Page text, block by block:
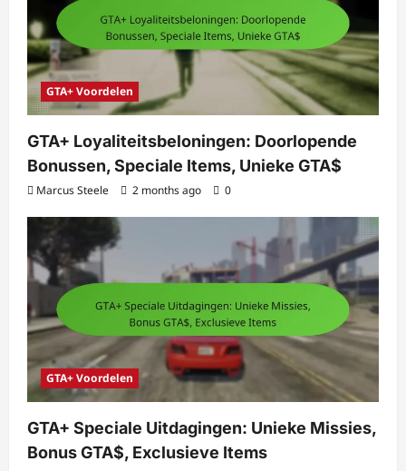
GTA+ Voordelen
GTA+ Loyaliteitsbeloningen: Doorlopende
Bonussen, Speciale Items, Unieke GTA$
Marcus Steele 2 months ago 0
GTA+ Voordelen
GTA+ Speciale Uitdagingen: Unieke Missies,
Bonus GTA$, Exclusieve Items